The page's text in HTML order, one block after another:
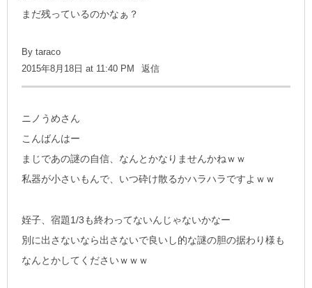
まだ残っているのかなぁ？
By taraco
2015年8月18日 at 11:40 PM
返信
ニノうめさん
こんばんはー
まじであの謎の自信、なんとかなりませんかねｗｗ
私器が小さいもんで、いつ砕け散るかハラハラですよｗｗ
姪子、宿題1/3も終わってないんじゃないかなー
別に出さないなら出さないで良いし的な謎の胆の据わり様も
なんとかしてくださいｗｗｗ